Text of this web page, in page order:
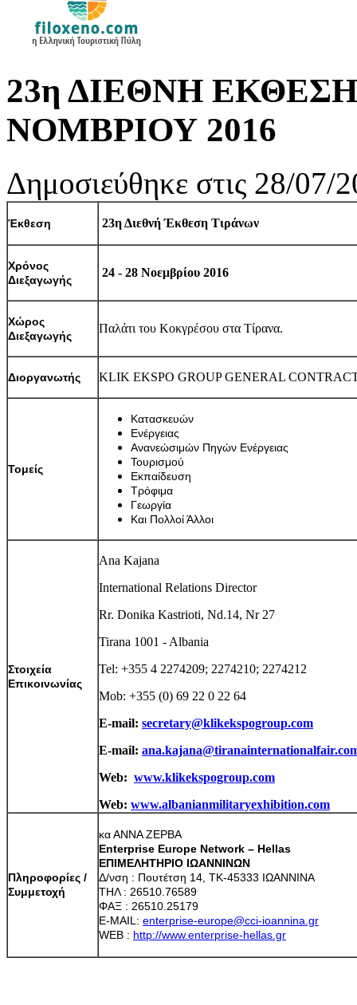
23η ΔΙΕΘΝΗ ΕΚΘΕΣΗ
ΝΟΜΒΡΙΟΥ 2016
Δημοσιεύθηκε στις 28/07/
Έκθεση 23η Διεθνή Έκθεση Τιράνων
Χρόνος
Διεξαγωγής
24 - 28 Νοεμβρίου 2016
Χώρος
Διεξαγωγής
Παλάτι του Κοκγρέσου στα Τίρανα.
Διοργανωτής KLIK EKSPO GROUP GENERAL
Τομείς
Κατασκευών
Ενέργειας
Ανανεώσιμών Πηγών Ενέργειας
Τουρισμού
Εκπαίδευση
Τρόφιμα
Γεωργία
Και Πολλοί Άλλοι
Στοιχεία
Επικοινωνίας
Ana Kajana
International Relations Director
Rr. Donika Kastrioti, Nd.14, Nr 27
Tirana 1001 - Albania
Tel: +355 4 2274209; 2274210; 2274212
Mob: +355 (0) 69 22 0 22 64
E-mail: secretary@klikekspogroup.com
E-mail:
Web: www.klikekspogroup.com
Web: www.albanianmilitaryexhibition.com
Πληροφορίες /
Συμμετοχή
κα ΑΝΝΑ ΖΕΡΒΑ
Enterprise Europe Network – Hellas
ΕΠΙΜΕΛΗΤΗΡΙΟ ΙΩΑΝΝΙΝΩΝ
Δ/νση : Πουτέτση 14, ΤΚ-45333 ΙΩΑΝΝΙΝΑ
ΤΗΛ : 26510.76589
ΦΑΞ : 26510.25179
E-MAIL: enterprise-europe@cci-ioannina.gr
WEB : http://www.enterprise-hellas.gr